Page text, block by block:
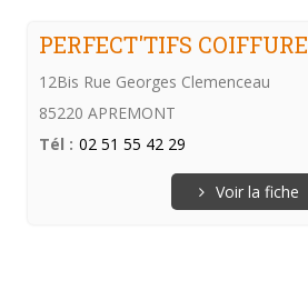
PERFECT'TIFS COIFFURE
12Bis Rue Georges Clemenceau
85220 APREMONT
Tél : 02 51 55 42 29
Voir la fiche